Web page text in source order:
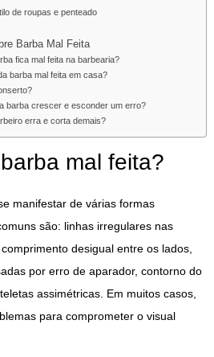
de roupas e penteado
Barba Mal Feita
fica mal feita na barbearia?
barba mal feita em casa?
barba crescer e esconder um erro?
erra e corta demais?
mal feita?
manifestar de várias formas
são: linhas irregulares nas
desigual entre os lados,
por erro de aparador, contorno do
assimétricas. Em muitos casos,
para comprometer o visual